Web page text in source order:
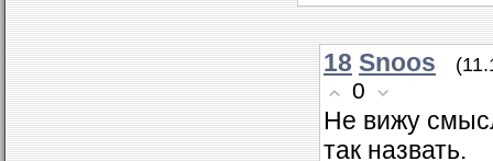
18 Snoos
0
Не вижу
так назвать.